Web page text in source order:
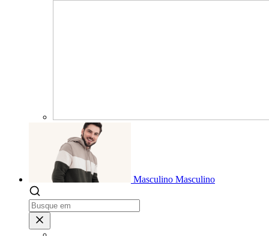
Masculino Masculino